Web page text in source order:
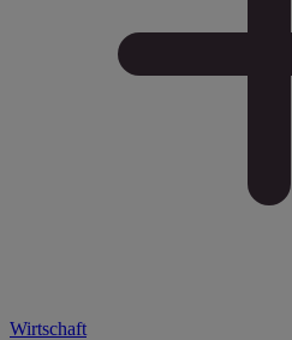
Wirtschaft